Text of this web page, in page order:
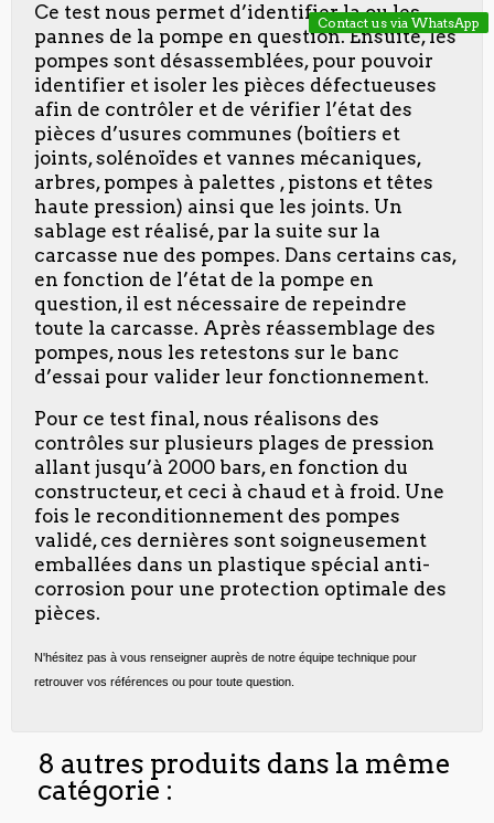
Ce test nous permet d’identifier la ou les
pannes de la pompe en question. Ensuite, les
pompes sont désassemblées, pour pouvoir
identifier et isoler les pièces défectueuses
afin de contrôler et de vérifier l’état des
pièces d’usures communes (boîtiers et
joints, solénoïdes et vannes mécaniques,
arbres, pompes à palettes , pistons et têtes
haute pression) ainsi que les joints. Un
sablage est réalisé, par la suite sur la
carcasse nue des pompes. Dans certains cas,
en fonction de l’état de la pompe en
question, il est nécessaire de repeindre
toute la carcasse. Après réassemblage des
pompes, nous les retestons sur le banc
d’essai pour valider leur fonctionnement.
Pour ce test final, nous réalisons des
contrôles sur plusieurs plages de pression
allant jusqu’à 2000 bars, en fonction du
constructeur, et ceci à chaud et à froid. Une
fois le reconditionnement des pompes
validé, ces dernières sont soigneusement
emballées dans un plastique spécial anti-
corrosion pour une protection optimale des
pièces.
N'hésitez pas à vous renseigner auprès de notre équipe technique pour
retrouver vos références ou pour toute question.
8 autres produits dans la même
catégorie :
Contact us via WhatsApp